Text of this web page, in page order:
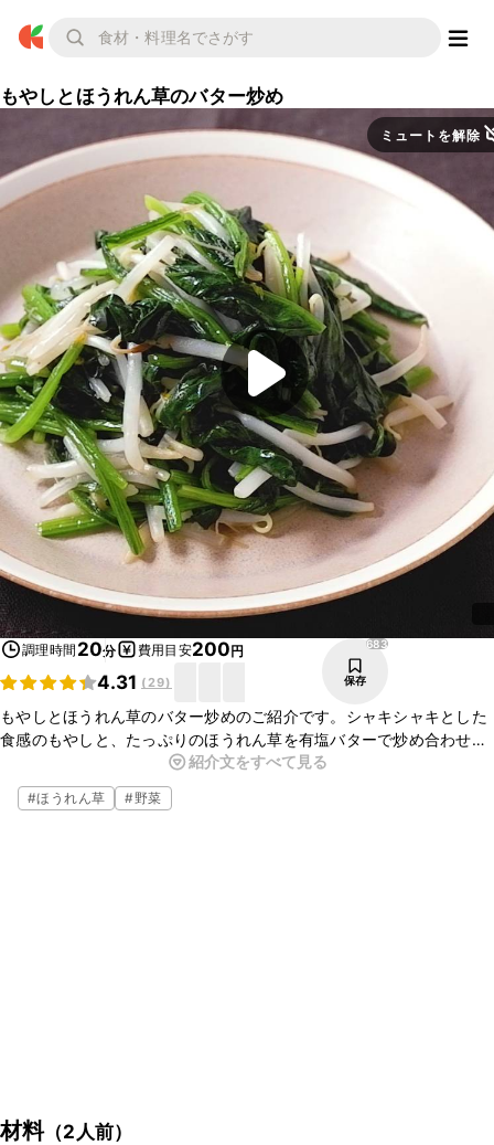
もやしとほうれん草のバター炒め
ミュートを解除
調理時間 20分 費用目安200円
4.31 (29)
683
保存
もやしとほうれん草のバター炒めのご紹介です。シャキシャキとした
食感のもやしと、たっぷりのほうれん草を有塩バターで炒め合わせま
した。有塩バターのコクと風味がとてもよく合いおいしいですよ。ぜ
ひ作ってみてくださいね。
紹介文をすべて見る
#ほうれん草 #野菜
材料（2人前）